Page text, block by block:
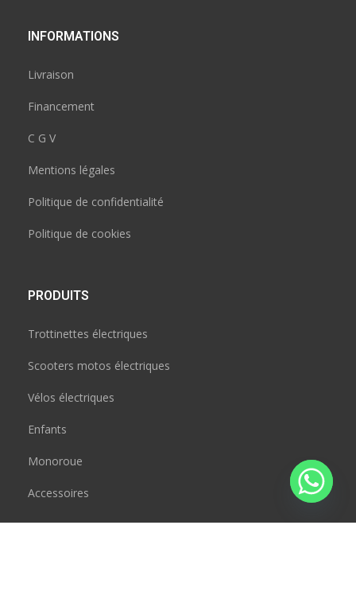
INFORMATIONS
Livraison
Financement
C G V
Mentions légales
Politique de confidentialité
Politique de cookies
PRODUITS
Trottinettes électriques
Scooters motos électriques
Vélos électriques
Enfants
Monoroue
Accessoires